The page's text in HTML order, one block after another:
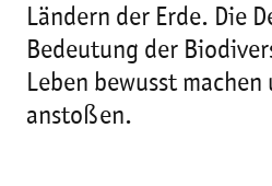
Ländern der Erde. Die
Bedeutung der
Leben bewusst
anstoßen.